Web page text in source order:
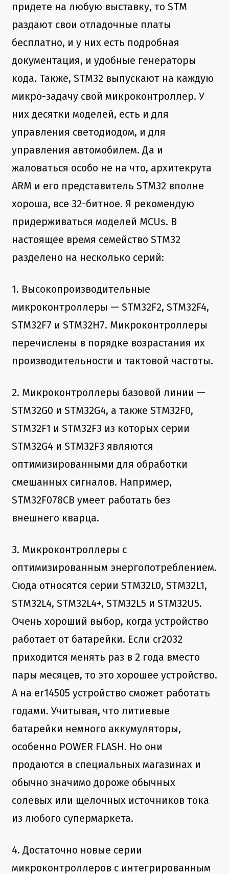
придете на любую выставку, то STM
раздают свои отладочные платы
бесплатно, и у них есть подробная
документация, и удобные генераторы
кода. Также, STM32 выпускают на каждую
микро-задачу свой микроконтроллер. У
них десятки моделей, есть и для
управления светодиодом, и для
управления автомобилем. Да и
жаловаться особо не на что, архитекрута
ARM и его представитель STM32 вполне
хороша, все 32-битное. Я рекомендую
придерживаться моделей MCUs. В
настоящее время семейство STM32
разделено на несколько серий:
1. Высокопроизводительные
микроконтроллеры — STM32F2, STM32F4,
STM32F7 и STM32H7. Микроконтроллеры
перечислены в порядке возрастания их
производительности и тактовой частоты.
2. Микроконтроллеры базовой линии —
STM32G0 и STM32G4, а также STM32F0,
STM32F1 и STM32F3 из которых серии
STM32G4 и STM32F3 являются
оптимизированными для обработки
смешанных сигналов. Например,
STM32F078CB умеет работать без
внешнего кварца.
3. Микроконтроллеры с
оптимизированным энергопотреблением.
Сюда относятся серии STM32L0, STM32L1,
STM32L4, STM32L4+, STM32L5 и STM32U5.
Очень хороший выбор, когда устройство
работает от батарейки. Если cr2032
приходится менять раз в 2 года вместо
пары месяцев, то это хорошее устройство.
А на er14505 устройство сможет работать
годами. Учитывая, что литиевые
батарейки немного аккумуляторы,
особенно POWER FLASH. Но они
продаются в специальных магазинах и
обычно значимо дороже обычных
солевых или щелочных источников тока
из любого супермаркета.
4. Достаточно новые серии
микроконтроллеров с интегрированным